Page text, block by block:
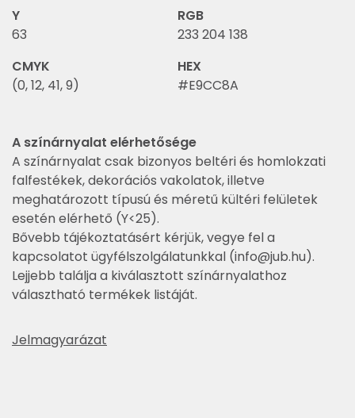
Y
63
RGB
233 204 138
CMYK
(0, 12, 41, 9)
HEX
#E9CC8A
A színárnyalat elérhetősége
A színárnyalat csak bizonyos beltéri és homlokzati
falfestékek, dekorációs vakolatok, illetve
meghatározott típusú és méretű kültéri felületek
esetén elérhető (Y<25).
Bővebb tájékoztatásért kérjük, vegye fel a
kapcsolatot ügyfélszolgálatunkkal (info@jub.hu).
Lejjebb találja a kiválasztott színárnyalathoz
választható termékek listáját.
Jelmagyarázat